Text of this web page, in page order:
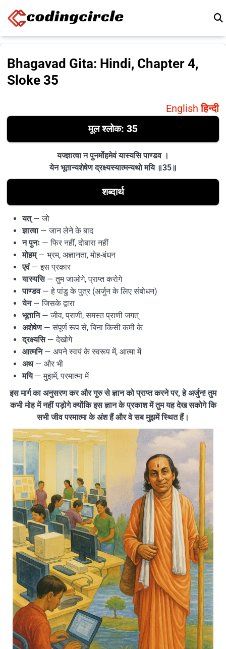
Bhagavad Gita: Hindi, Chapter 4,
Sloke 35
English हिन्दी
मूल श्लोक: 35
यज्ज्ञात्वा न पुनर्मोहमेवं यास्यसि पाण्डव ।
येन भूतान्यशेषेण द्रक्ष्यस्यात्मन्यथो मयि ॥35॥
शब्दार्थ
यत्— जो
ज्ञात्वा— जान लेने के बाद
न पुनः — फिर नहीं, दोबारा नहीं
मोहम्— भ्रम, अज्ञानता, मोह-बंधन
एवं— इस प्रकार
यास्यसि— तुम जाओगे, प्राप्त करोगे
पाण्डव— हे पांडु के पुत्र (अर्जुन के लिए संबोधन)
येन— जिसके द्वारा
भूतानि— जीव, प्राणी, समस्त प्राणी जगत्
अशेषेण— संपूर्ण रूप से, बिना किसी कमी के
द्रक्ष्यसि— देखोगे
आत्मनि— अपने स्वयं के स्वरूप में, आत्मा में
अथ— और भी
मयि— मुझमें, परमात्मा में
इस मार्ग का अनुसरण कर और गुरु से ज्ञान को प्राप्त करने पर, हे अर्जुन! तुम
कभी मोह में नहीं पड़ोगे क्योंकि इस ज्ञान के प्रकाश में तुम यह देख सकोगे कि
सभी जीव परमात्मा के अंश हैं और वे सब मुझमें स्थित हैं।